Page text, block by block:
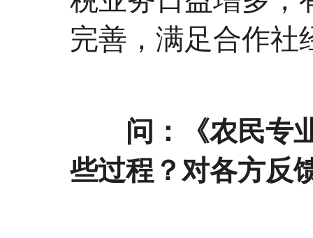
完善，满足合作
问：《农民专业
些过程？对各方反